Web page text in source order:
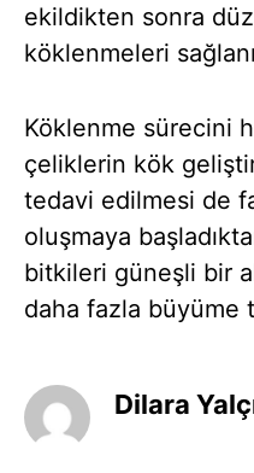
ekildikten sonra
köklenmeleri
Köklenme sürecini
çeliklerin kök
tedavi edilmesi de
oluşmaya
bitkileri güneşli bir
daha fazla büyüme
Dilara